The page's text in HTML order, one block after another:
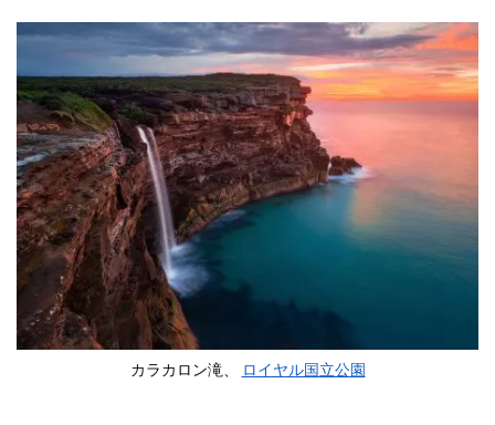
カラカロン滝、 ロイヤル国立公園